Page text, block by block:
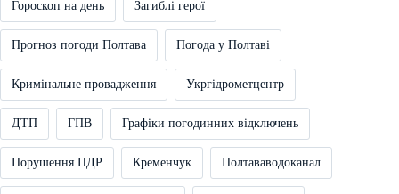
Гороскоп на день Загиблі герої
Прогноз погоди Полтава Погода у Полтаві
Кримінальне провадження Укргідрометцентр
ДТП ГПВ Графіки погодинних відключень
Порушення ПДР Кременчук Полтававодоканал